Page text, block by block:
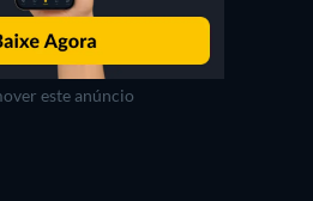
este anúncio